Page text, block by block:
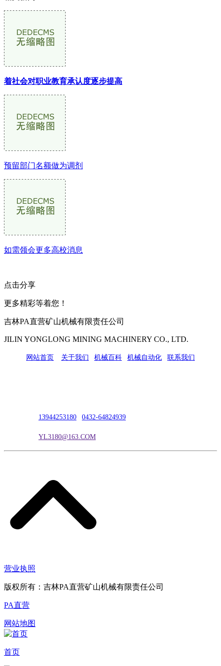
着社会对职业教育承认度逐步提高
预留部门名额做为调剂
如需领会更多高校消息
点击分享
更多精彩等着您！
吉林PA直营矿山机械有限责任公司
JILIN YONGLONG MINING MACHINERY CO., LTD.
网站首页 关于我们 机械百科 机械自动化 联系我们
13944253180 0432-64824939
YL3180@163.COM
营业执照
版权所有：吉林PA直营矿山机械有限责任公司
PA直营
网站地图
首页